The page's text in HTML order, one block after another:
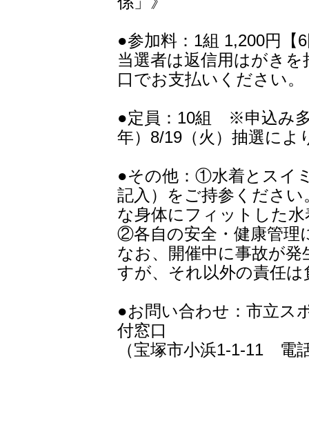
●参加料：1組 1,200円【
当選者は返信用はがき
口でお支払いください。
●定員：10組 ※申込み多
年）8/19（火）抽選によ
●その他：①水着とスイ
記入）をご持参くださ
な身体にフィットした
②各自の安全・健康管理
なお、開催中に事故が
すが、それ以外の責任
●お問い合わせ：市立ス
付窓口
（宝塚市小浜1-1-11 電